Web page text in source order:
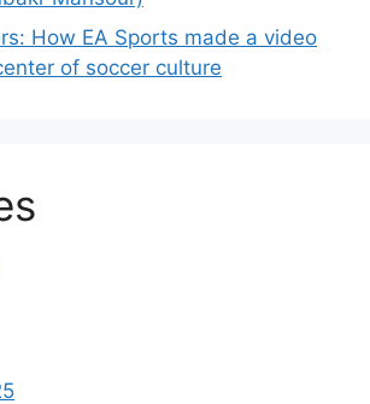
How EA Sports made a video
of soccer culture